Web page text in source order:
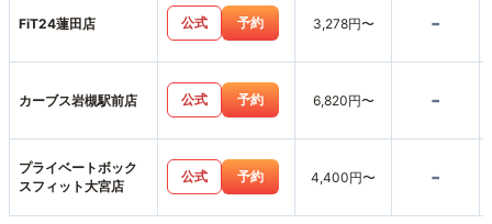
FiT24蓮田店 公式 予約 3,278円〜 -
カーブス岩槻駅前店 公式 予約 6,820円〜 -
プライベートボック
スフィット大宮店
公式 予約 4,400円〜 -